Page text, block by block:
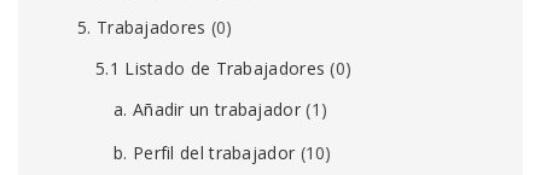
5. Trabajadores (0)
5.1 Listado de Trabajadores (0)
a. Añadir un trabajador(1)
b. Perfil del trabajador (10)